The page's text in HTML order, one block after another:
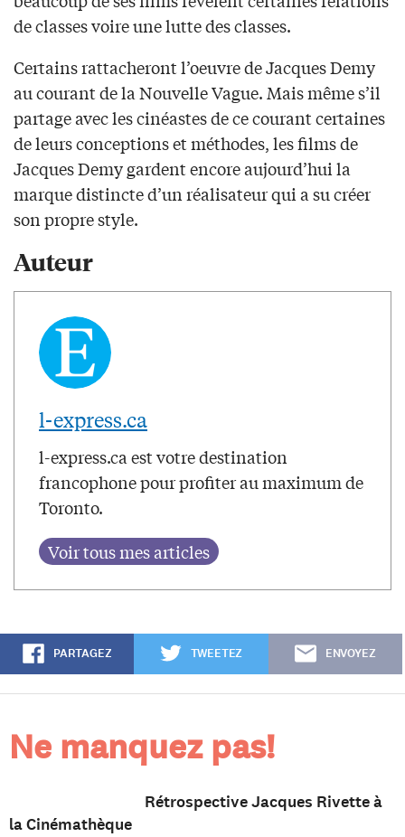
de classes voire une lutte des classes.
Certains rattacheront l’oeuvre de Jacques Demy
au courant de la Nouvelle Vague. Mais même s’il
partage avec les cinéastes de ce courant certaines
de leurs conceptions et méthodes, les films de
Jacques Demy gardent encore aujourd’hui la
marque distincte d’un réalisateur qui a su créer
son propre style.
Auteur
l-express.ca
l-express.ca est votre destination
francophone pour profiter au maximum de
Toronto.
PARTAGEZ TWEETEZ ENVOYEZ
Ne manquez pas!
Rétrospective Jacques Rivette à
la Cinémathèque